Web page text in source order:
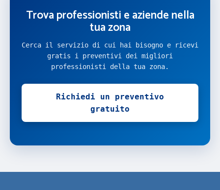
Trova professionisti e aziende nella
tua zona
Cerca il servizio di cui hai bisogno e ricevi
gratis i preventivi dei migliori
professionisti della tua zona.
Richiedi un preventivo
gratuito